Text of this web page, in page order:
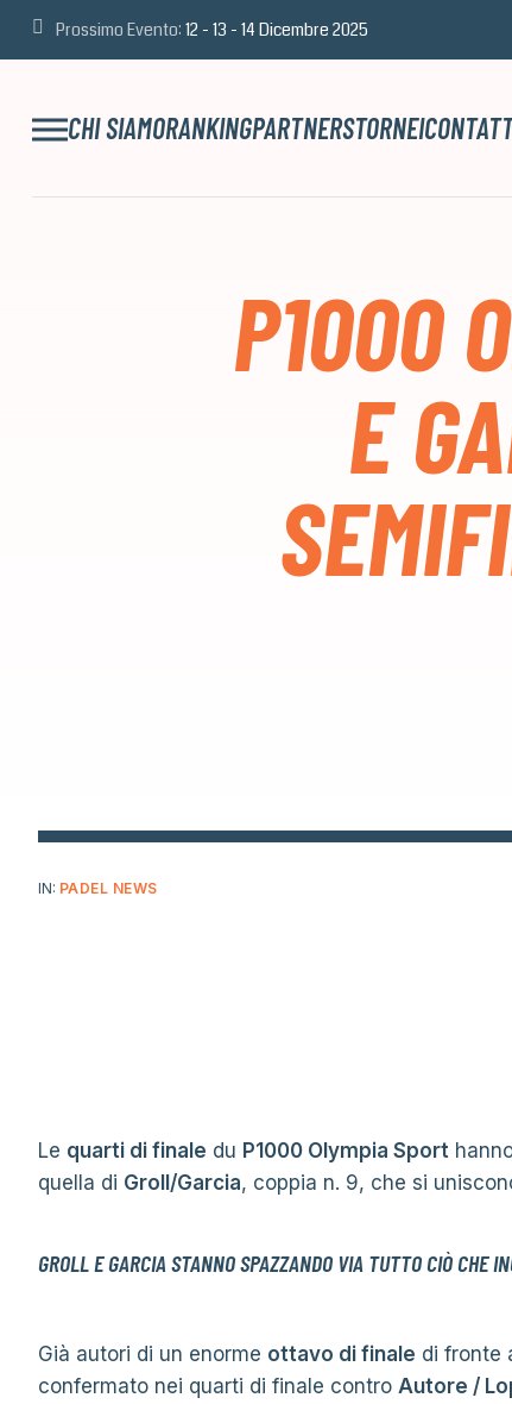
Prossimo Evento: 12 - 13 - 14 Dicembre 2025
CHI SIAMORANKINGPARTNERSTORNEI
P1000
E
IN: PADEL NEWS
Le quarti di finale du P1000 Olympia Sport
quella di Groll/Garcia, coppia n. 9, che si
GROLL E GARCIA STANNO SPAZZANDO VIA TUTTO CIÒ CHE
Già autori di un enorme ottavo di finale di fronte
confermato nei quarti di finale contro Autore /